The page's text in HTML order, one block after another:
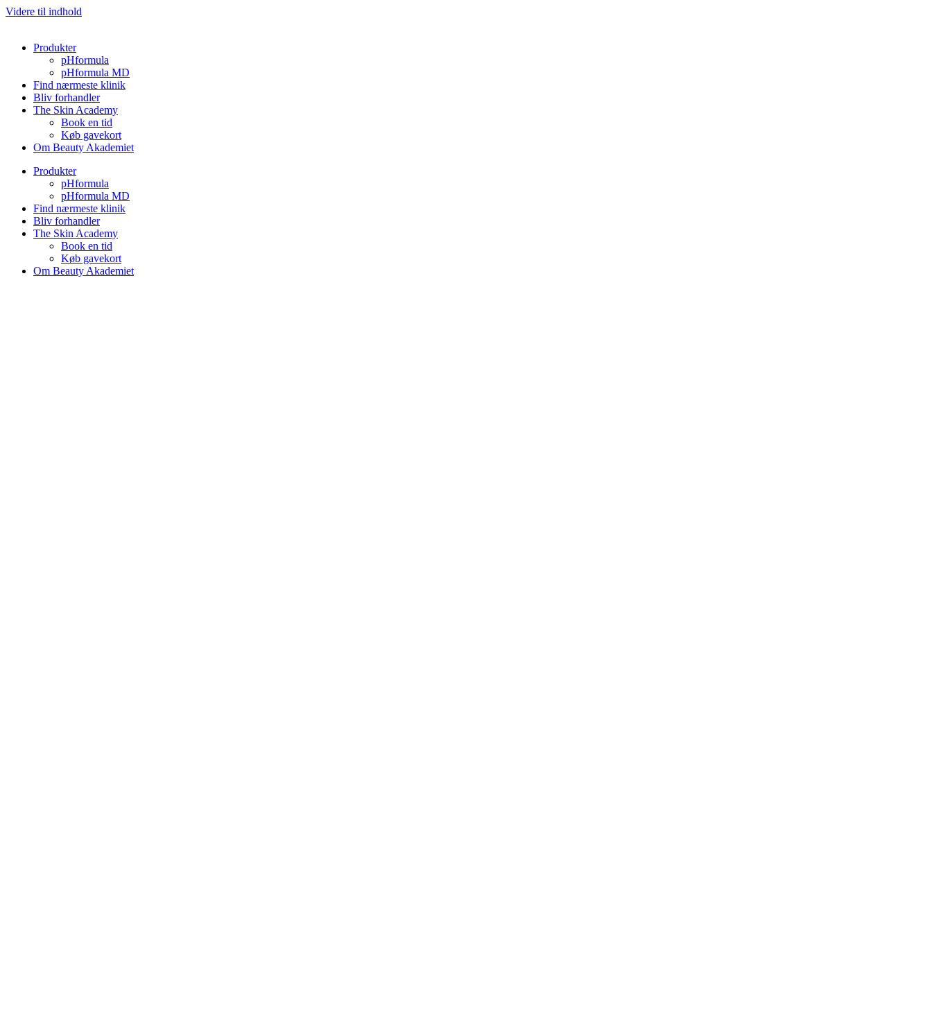
Videre til indhold
Produkter
pHformula
pHformula MD
Find nærmeste klinik
Bliv forhandler
The Skin Academy
Book en tid
Køb gavekort
Om Beauty Akademiet
Produkter
pHformula
pHformula MD
Find nærmeste klinik
Bliv forhandler
The Skin Academy
Book en tid
Køb gavekort
Om Beauty Akademiet